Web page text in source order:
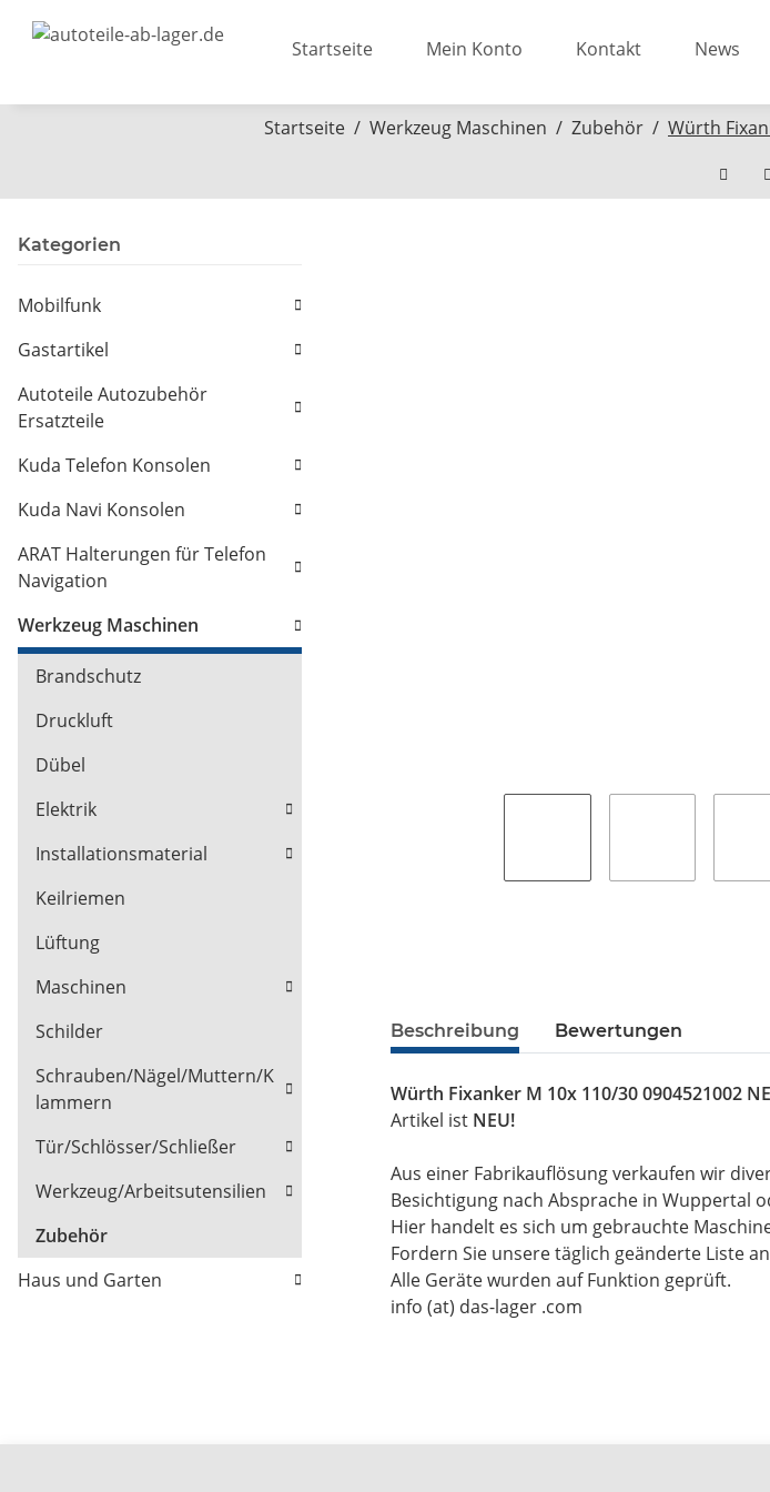
Startseite Mein Konto Kontakt News
Startseite Werkzeug Maschinen Zubehör Würth
Beschreibung Bewertungen
Würth Fixanker M 10x 110/30 0904521002
Artikel ist NEU!
Aus einer Fabrikauflösung verkaufen wir
Besichtigung nach Absprache in Wuppertal
Hier handelt es sich um gebrauchte
Fordern Sie unsere täglich geänderte Liste
Alle Geräte wurden auf Funktion geprüft.
info (at) das-lager .com
Kategorien
Mobilfunk
Gastartikel
Autoteile Autozubehör
Ersatzteile
Kuda Telefon Konsolen
Kuda Navi Konsolen
ARAT Halterungen für Telefon
Navigation
Werkzeug Maschinen
Brandschutz
Druckluft
Dübel
Elektrik
Installationsmaterial
Keilriemen
Lüftung
Maschinen
Schilder
Schrauben/Nägel/Muttern/K
lammern
Tür/Schlösser/Schließer
Werkzeug/Arbeitsutensilien
Zubehör
Haus und Garten